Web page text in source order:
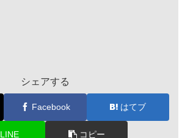
シェアする
Facebook はてブ
LINE コピー